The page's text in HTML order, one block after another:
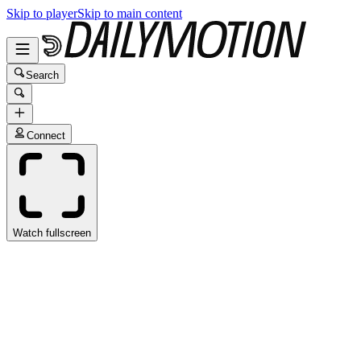
Skip to playerSkip to main content
Search
Connect
Watch fullscreen